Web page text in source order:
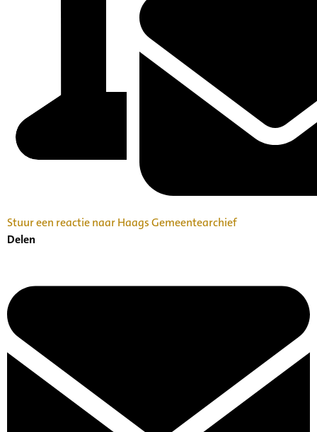
Stuur een reactie naar Haags Gemeentearchief
Delen